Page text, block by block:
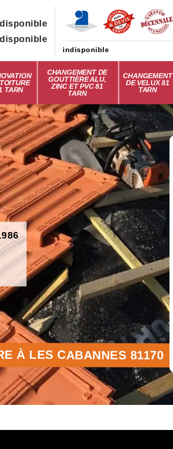
indisponible
TARN
CHANGEMENT DE
GOUTTIÈRE ALU,
ZINC ET PVC 81
TARN
CHANGEMENT
DE VELUX 81
TARN
À LES CABANNES 81170